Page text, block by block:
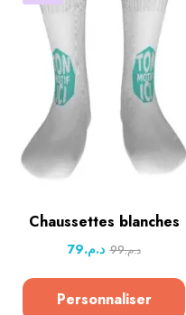
Chaussettes blanches
د.م.79 د.م.99
Personnaliser